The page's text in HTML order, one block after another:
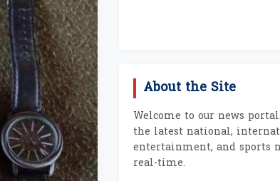
About the Site
Welcome to our news
the latest national,
entertainment, and sports
real-time.